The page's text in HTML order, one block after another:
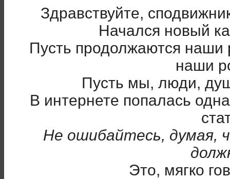
Здравствуйте,
Начался новый
Пусть продолжаются наши
наши
Пусть мы, люди,
В интернете попалась
Не ошибайтесь, думая,
Это, мягко